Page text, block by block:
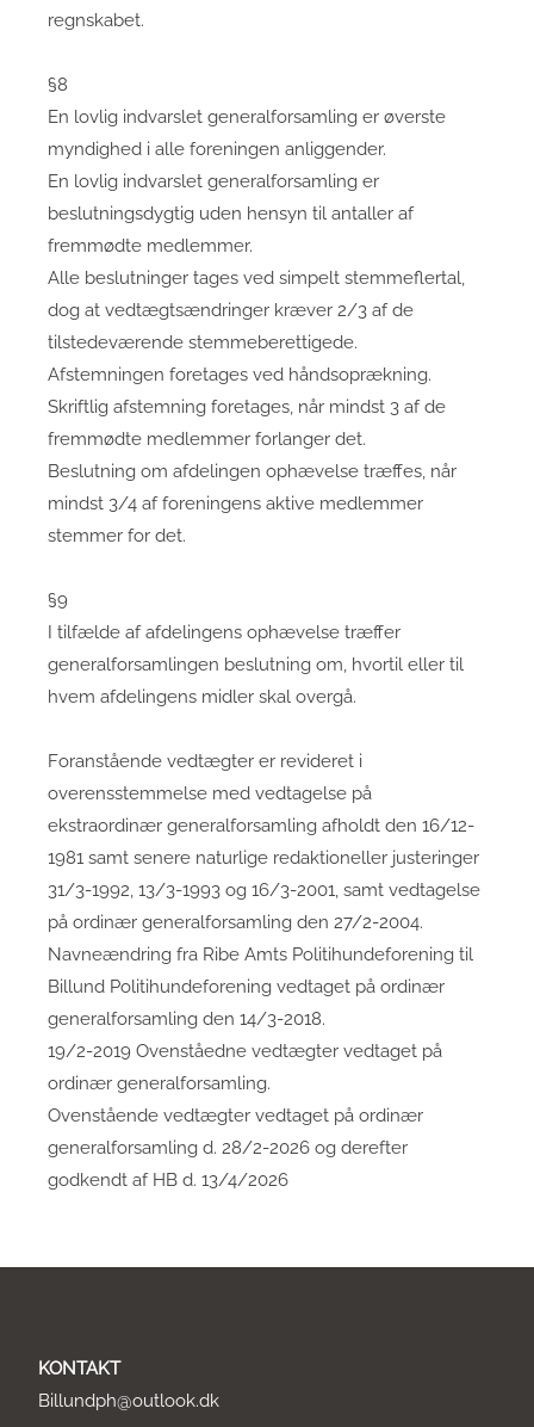
regnskabet.
§8
En lovlig indvarslet generalforsamling er øverste
myndighed i alle foreningen anliggender.
En lovlig indvarslet generalforsamling er
beslutningsdygtig uden hensyn til antaller af
fremmødte medlemmer.
Alle beslutninger tages ved simpelt stemmeflertal,
dog at vedtægtsændringer kræver 2/3 af de
tilstedeværende stemmeberettigede.
Afstemningen foretages ved håndsoprækning.
Skriftlig afstemning foretages, når mindst 3 af de
fremmødte medlemmer forlanger det.
Beslutning om afdelingen ophævelse træffes, når
mindst 3/4 af foreningens aktive medlemmer
stemmer for det.
§9
I tilfælde af afdelingens ophævelse træffer
generalforsamlingen beslutning om, hvortil eller til
hvem afdelingens midler skal overgå.
Foranstående vedtægter er revideret i
overensstemmelse med vedtagelse på
ekstraordinær generalforsamling afholdt den 16/12-
1981 samt senere naturlige redaktioneller justeringer
31/3-1992, 13/3-1993 og 16/3-2001, samt vedtagelse
på ordinær generalforsamling den 27/2-2004.
Navneændring fra Ribe Amts Politihundeforening til
Billund Politihundeforening vedtaget på ordinær
generalforsamling den 14/3-2018.
19/2-2019 Ovenståedne vedtægter vedtaget på
ordinær generalforsamling.
Ovenstående vedtægter vedtaget på ordinær
generalforsamling d. 28/2-2026 og derefter
godkendt af HB d. 13/4/2026
KONTAKT
Billundph@outlook.dk